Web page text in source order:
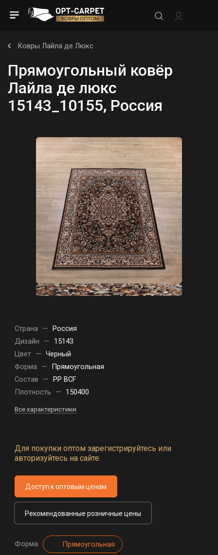
Ковры Лайла де Люкс
Прямоугольный ковёр
Лайла де люкс
15143_10155, Россия
Страна — Россия
Дизайн
—
15143
Цвет — Черный
Форма —
Прямоугольная
Состав
— PP BCF
Плотность
— 150400
Все характеристики
Для покупки оптом зарегистрируйтесь или
авторизуйтесь на сайте.
Доступ к оптовым ценам
Рекомендованные розничные цены
Форма Прямоугольная